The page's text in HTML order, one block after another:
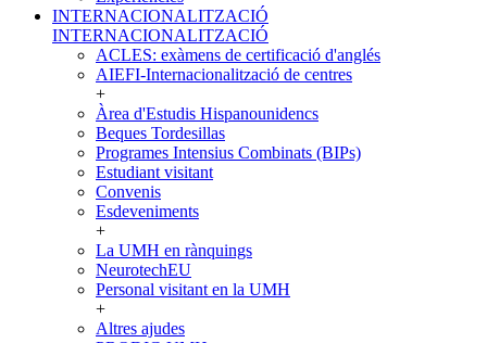
INTERNACIONALITZACIÓ
INTERNACIONALITZACIÓ
ACLES: exàmens de certificació d'anglés
AIEFI-Internacionalització de centres
+
Àrea d'Estudis Hispanounidencs
Beques Tordesillas
Programes Intensius Combinats (BIPs)
Estudiant visitant
Convenis
Esdeveniments
+
La UMH en rànquings
NeurotechEU
Personal visitant en la UMH
+
Altres ajudes